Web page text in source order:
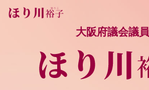
大阪府議会議員